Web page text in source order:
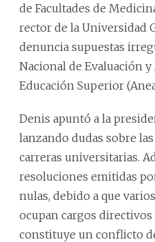
de Facultades de
rector de la Universidad
denuncia supuestas
Nacional de Evaluación
Educación Superior
Denis apuntó a la
lanzando dudas sobre
carreras universitarias.
resoluciones emitidas
nulas, debido a que
ocupan cargos
constituye un conflicto